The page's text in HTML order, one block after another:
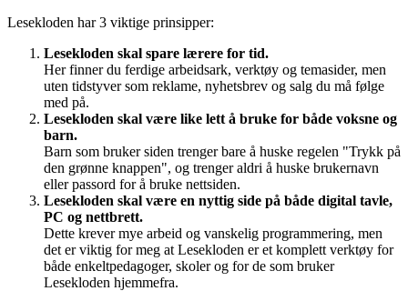
Lesekloden har 3 viktige prinsipper:
Lesekloden skal spare lærere for tid.
Her finner du ferdige arbeidsark, verktøy og temasider, men
uten tidstyver som reklame, nyhetsbrev og salg du må følge
med på.
Lesekloden skal være like lett å bruke for både voksne og
barn.
Barn som bruker siden trenger bare å huske regelen "Trykk på
den grønne knappen", og trenger aldri å huske brukernavn
eller passord for å bruke nettsiden.
Lesekloden skal være en nyttig side på både digital tavle,
PC og nettbrett.
Dette krever mye arbeid og vanskelig programmering, men
det er viktig for meg at Lesekloden er et komplett verktøy for
både enkeltpedagoger, skoler og for de som bruker
Lesekloden hjemmefra.